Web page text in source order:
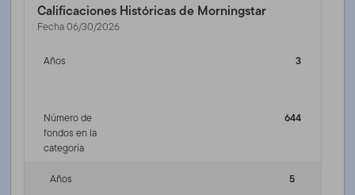
Calificaciones Históricas de Morningstar
Fecha 06/30/2026
Años 3
Número de
fondos en la
categoría
644
Años 5